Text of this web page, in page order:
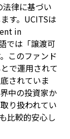
律に基づい
す。UCITSは
in
では「譲渡可
このファンド
で運用されて
されていま
中の投資家か
り扱われてい
比較的安心し